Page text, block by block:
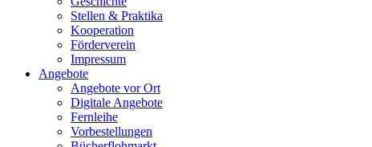
Stellen & Praktika
Kooperation
Förderverein
Impressum
Angebote
Angebote vor Ort
Digitale Angebote
Fernleihe
Vorbestellungen